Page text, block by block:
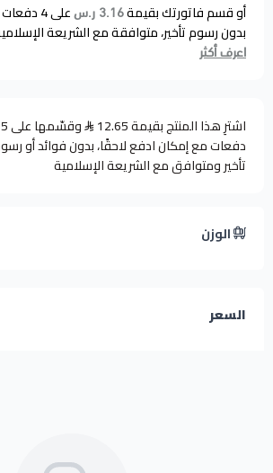
أو قسم فاتورتك بقيمة3.16 ر.س على4دفعات
بدون رسوم تأخير، متوافقة مع الشريعة
اعرف أكثر
اشترِ هذا المنتج بقيمة 12.65
وقسّمها على 5
دفعات مع إمكان ادفع لاحقًا، بدون فوائد أو
تأخير ومتوافق مع الشريعة الإسلامية
الوزن
السعر